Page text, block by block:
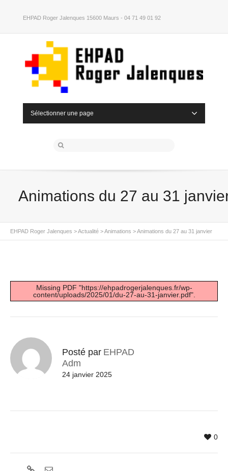
EHPAD Roger Jalenques 15600 Maurs - 04 71 49 01 92
Sélectionner une page
Animations du 27 au 31
EHPAD Roger Jalenques >Actualité >Animations >Animations du 27 au 31 janvier
Missing PDF "https://ehpadrogerjalenques.fr/wp-
content/uploads/2025/01/du-27-au-31-janvier.pdf".
Posté par EHPAD
Adm
24 janvier 2025
0